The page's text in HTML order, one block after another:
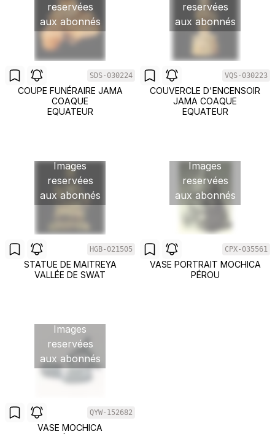
reservées
aux abonnés
SDS-030224
COUPE FUNÉRAIRE JAMA
COAQUE
EQUATEUR
reservées
aux abonnés
VQS-030223
COUVERCLE D'ENCENSOIR
JAMA COAQUE
EQUATEUR
Images
reservées
aux abonnés
HGB-021505
STATUE DE MAITREYA
VALLÉE DE SWAT
Images
reservées
aux abonnés
CPX-035561
VASE PORTRAIT MOCHICA
PÉROU
Images
reservées
aux abonnés
QYW-152682
VASE MOCHICA